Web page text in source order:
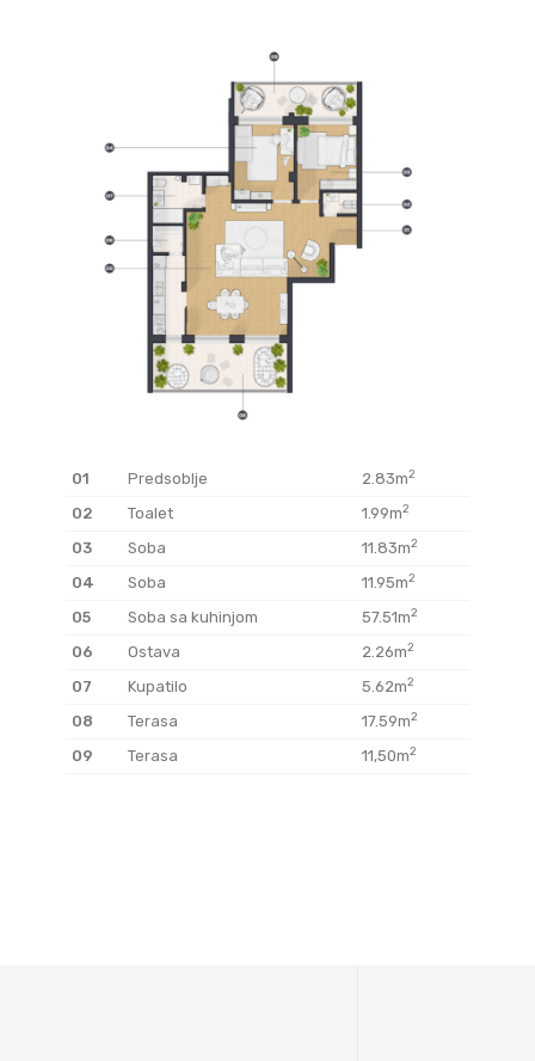
01 Predsoblje 2.83m2
02 Toalet 1.99m2
03 Soba 11.83m2
04 Soba 11.95m2
05 Soba sa kuhinjom 57.51m2
06 Ostava 2.26m2
07 Kupatilo 5.62m2
08 Terasa 17.59m2
09 Terasa 11,50m2